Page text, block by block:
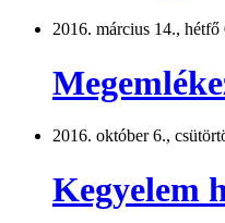
2016. március 14., hétfő
2016. október 6.,
Kegyelem